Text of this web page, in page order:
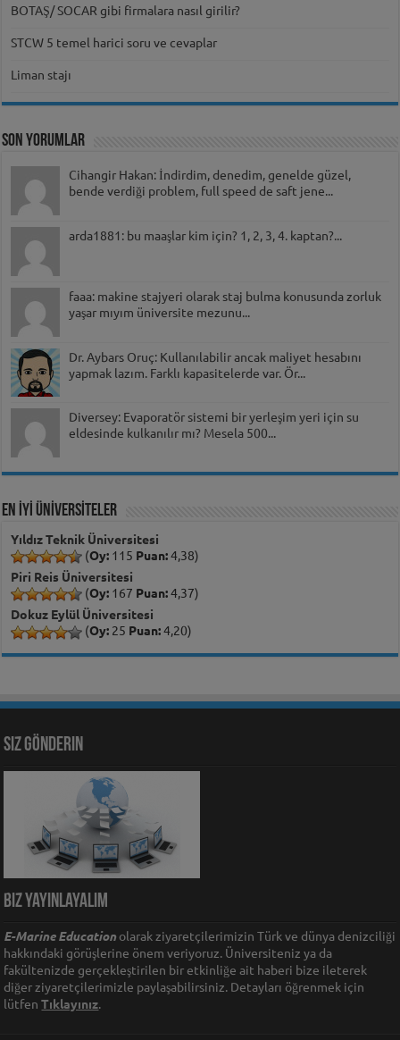
BOTAŞ/ SOCAR gibi firmalara nasıl girilir?
STCW 5 temel harici soru ve cevaplar
Liman stajı
Son Yorumlar
Cihangir Hakan: İndirdim, denedim, genelde güzel,
bende verdiği problem, full speed de saft jene...
arda1881: bu maaşlar kim için? 1, 2, 3, 4. kaptan?...
faaa: makine stajyeri olarak staj bulma konusunda zorluk
yaşar mıyım üniversite mezunu...
Dr. Aybars Oruç: Kullanılabilir ancak maliyet hesabını
yapmak lazım. Farklı kapasitelerde var. Ör...
Diversey: Evaporatör sistemi bir yerleşim yeri için su
eldesinde kulkanılır mı? Mesela 500...
EN İYİ ÜNİVERSİTELER
Yıldız Teknik Üniversitesi
(Oy: 115 Puan:4,38)
Piri Reis Üniversitesi
(Oy: 167 Puan:4,37)
Dokuz Eylül Üniversitesi
(Oy: 25 Puan:4,20)
Siz Gönderin
Biz Yayınlayalım
E-Marine Education olarak ziyaretçilerimizin Türk ve dünya denizciliği
hakkındaki görüşlerine önem veriyoruz. Üniversiteniz ya da
fakültenizde gerçekleştirilen bir etkinliğe ait haberi bize ileterek
diğer ziyaretçilerimizle paylaşabilirsiniz. Detayları öğrenmek için
lütfenTıklayınız.